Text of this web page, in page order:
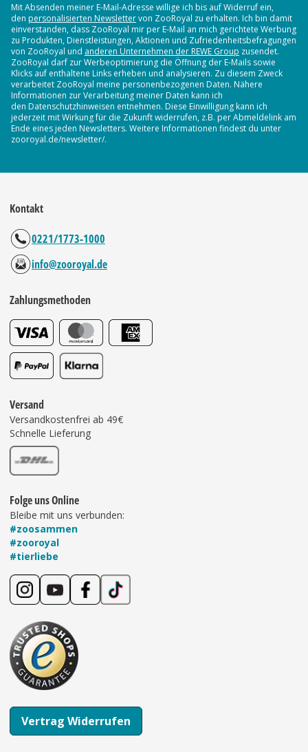
Mit Absenden meiner E-Mail-Adresse willige ich bis auf Widerruf ein,
den personalisierten Newslettervon ZooRoyal zu erhalten. Ich bin damit
einverstanden, dass ZooRoyal mir per E-Mail an mich gerichtete Werbung
zu Produkten, Dienstleistungen, Aktionen und Zufriedenheitsbefragungen
von ZooRoyal und anderen Unternehmen der REWE Group zusendet.
ZooRoyal darf zur Werbeoptimierung die Öffnung der E-Mails sowie
Klicks auf enthaltene Links erheben und analysieren. Zu diesem Zweck
verarbeitet ZooRoyal meine personenbezogenen Daten. Nähere
Informationen zur Verarbeitung meiner Daten kann ich
den Datenschutzhinweisen entnehmen. Diese Einwilligung kann ich
jederzeit mit Wirkung für die Zukunft widerrufen, z.B. per Abmeldelink am
Ende eines jeden Newsletters. Weitere Informationen findest du unter
zooroyal.de/newsletter/.
Kontakt
0221/1773-1000
info@zooroyal.de
Zahlungsmethoden
Versand
Versandkostenfrei ab 49€
Schnelle Lieferung
Folge uns Online
Bleibe mit uns verbunden:
#zoosammen
#zooroyal
#tierliebe
Vertrag Widerrufen